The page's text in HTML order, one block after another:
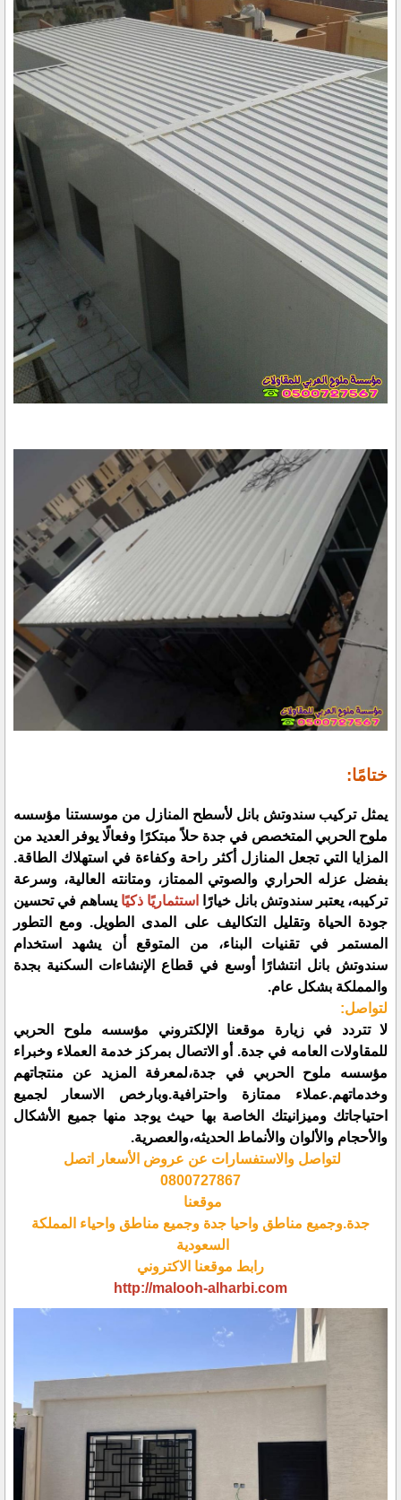
ختامًا:
يمثل تركيب سندوتش بانل لأسطح المنازل من موسستنا مؤسسه
ملوح الحربي المتخصص في جدة حلاً مبتكرًا وفعالًا يوفر العديد من
المزايا التي تجعل المنازل أكثر راحة وكفاءة في استهلاك الطاقة.
بفضل عزله الحراري والصوتي الممتاز، ومتانته العالية، وسرعة
تركيبه، يعتبر سندوتش بانل خيارًا
استثماريًا ذكيًا يساهم في تحسين
جودة الحياة وتقليل التكاليف على المدى الطويل. ومع التطور
المستمر في تقنيات البناء، من المتوقع أن يشهد استخدام
سندوتش بانل انتشارًا أوسع في قطاع الإنشاءات السكنية بجدة
والمملكة بشكل عام.
لتواصل:
لا تتردد في زيارة موقعنا الإلكتروني مؤسسه ملوح الحربي
للمقاولات العامه في جدة. أو الاتصال بمركز خدمة العملاء وخبراء
مؤسسه ملوح الحربي في جدة،لمعرفة المزيد عن منتجاتهم
وخدماتهم.عملاء ممتازة واحترافية.وبارخص الاسعار لجميع
احتياجاتك وميزانيتك الخاصة بها حيث يوجد منها جميع الأشكال
والأحجام والألوان والأنماط الحديثه،والعصرية.
لتواصل والاستفسارات عن عروض الأسعار اتصل
0800727867
موقعنا
جدة.وجميع مناطق واحيا جدة وجميع مناطق واحياء المملكة
السعودية
رابط موقعنا الاكتروني
http://malooh-alharbi.com